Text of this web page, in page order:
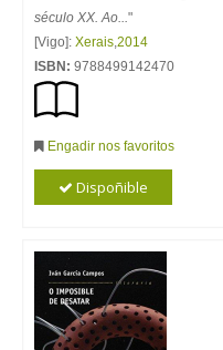
século XX. Ao..."
[Vigo]: Xerais,2014
ISBN: 9788499142470
Engadir nos favoritos
Dispoñible